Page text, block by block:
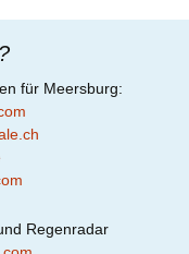
für Meersburg:
Regenradar